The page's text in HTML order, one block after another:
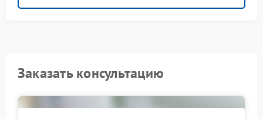
Заказать консультацию